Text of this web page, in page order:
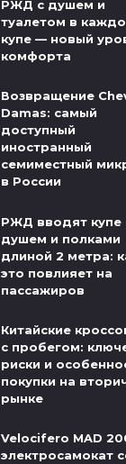
РЖД с душем и
туалетом в
купе — новый
комфорта
Возвращение
Damas: самый
доступный
иностранный
семиместный
в России
РЖД вводят купе
душем и полками
длиной 2 метра:
это повлияет на
пассажиров
Китайские
с пробегом:
риски и
покупки на
рынке
Velocifero MAD
электросамокат